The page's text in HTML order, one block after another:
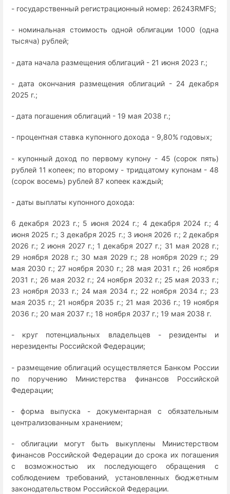
- государственный регистрационный номер: 26243RMFS;
- номинальная стоимость одной облигации 1000 (одна
тысяча) рублей;
- дата начала размещения облигаций - 21 июня 2023 г.;
- дата окончания размещения облигаций - 24 декабря
2025 г.;
- дата погашения облигаций - 19 мая 2038 г.;
- процентная ставка купонного дохода - 9,80% годовых;
- купонный доход по первому купону - 45 (сорок пять)
рублей 11 копеек; по второму - тридцатому купонам - 48
(сорок восемь) рублей 87 копеек каждый;
- даты выплаты купонного дохода:
6 декабря 2023 г.; 5 июня 2024 г.; 4 декабря 2024 г.; 4
июня 2025 г.; 3 декабря 2025 г.; 3 июня 2026 г.; 2 декабря
2026 г.; 2 июня 2027 г.; 1 декабря 2027 г.; 31 мая 2028 г.;
29 ноября 2028 г.; 30 мая 2029 г.; 28 ноября 2029 г.; 29
мая 2030 г.; 27 ноября 2030 г.; 28 мая 2031 г.; 26 ноября
2031 г.; 26 мая 2032 г.; 24 ноября 2032 г.; 25 мая 2033 г.;
23 ноября 2033 г.; 24 мая 2034 г.; 22 ноября 2034 г.; 23
мая 2035 г.; 21 ноября 2035 г.; 21 мая 2036 г.; 19 ноября
2036 г.; 20 мая 2037 г.; 18 ноября 2037 г.; 19 мая 2038 г.
- круг потенциальных владельцев - резиденты и
нерезиденты Российской Федерации;
- размещение облигаций осуществляется Банком России
по поручению Министерства финансов Российской
Федерации;
- форма выпуска - документарная с обязательным
централизованным хранением;
- облигации могут быть выкуплены Министерством
финансов Российской Федерации до срока их погашения
с возможностью их последующего обращения с
соблюдением требований, установленных бюджетным
законодательством Российской Федерации.